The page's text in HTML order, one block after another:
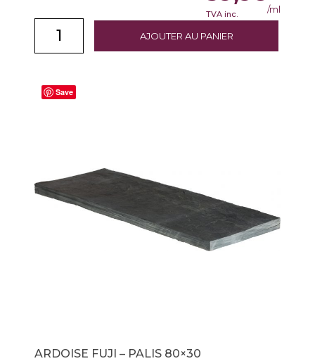
AJOUTER AU PANIER
TVA inc. /ml
Save
ARDOISE FUJI – PALIS 80×30